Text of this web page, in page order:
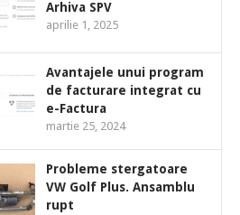
Arhiva SPV
aprilie 1, 2025
Avantajele unui program
de facturare integrat cu
e-Factura
martie 25, 2024
Probleme stergatoare
VW Golf Plus. Ansamblu
rupt